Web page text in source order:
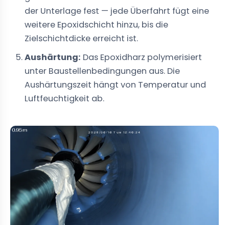
der Unterlage fest — jede Überfahrt fügt eine
weitere Epoxidschicht hinzu, bis die
Zielschichtdicke erreicht ist.
Aushärtung: Das Epoxidharz polymerisiert
unter Baustellenbedingungen aus. Die
Aushärtungszeit hängt von Temperatur und
Luftfeuchtigkeit ab.